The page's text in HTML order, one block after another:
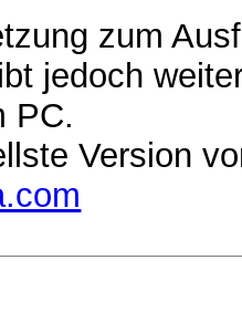
zum
jedoch
PC.
Version